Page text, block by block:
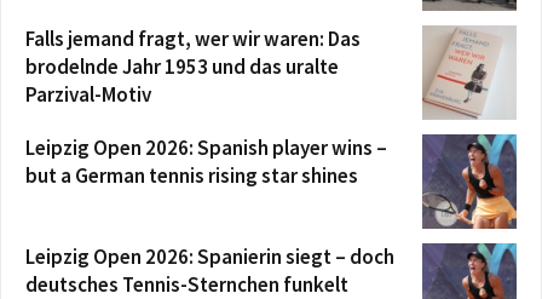
Falls jemand fragt, wer wir waren: Das
brodelnde Jahr 1953 und das uralte
Parzival-Motiv
Leipzig Open 2026: Spanish player wins –
but a German tennis rising star shines
Leipzig Open 2026: Spanierin siegt – doch
deutsches Tennis-Sternchen funkelt